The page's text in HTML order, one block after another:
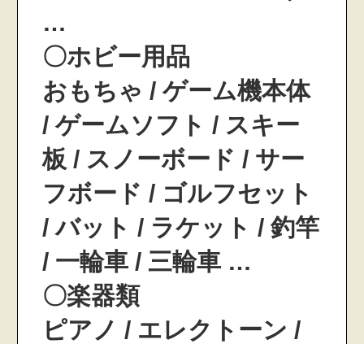
…
〇ホビー用品
おもちゃ / ゲーム機本体
/ ゲームソフト / スキー
板 / スノーボード / サー
フボード / ゴルフセット
/ バット / ラケット / 釣竿
/ 一輪車 / 三輪車 …
〇楽器類
ピアノ / エレクトーン /